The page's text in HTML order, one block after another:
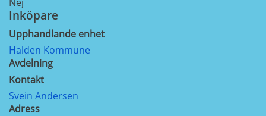
Inköpare
Upphandlande enhet
Halden Kommune
Avdelning
Kontakt
Svein Andersen
Adress